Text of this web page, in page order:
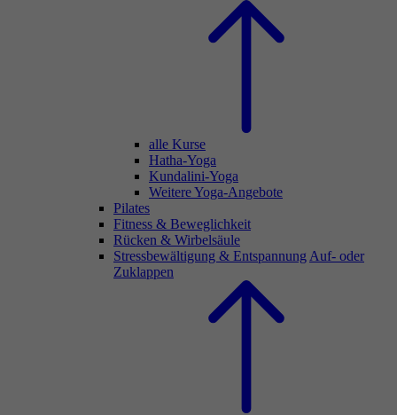
alle Kurse
Hatha-Yoga
Kundalini-Yoga
Weitere Yoga-Angebote
Pilates
Fitness & Beweglichkeit
Rücken & Wirbelsäule
Stressbewältigung & Entspannung Auf- oder
Zuklappen